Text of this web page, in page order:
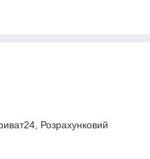
Розрахунковий